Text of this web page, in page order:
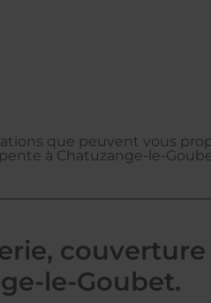
que peuvent vous
à Chatuzange-le-
le-Goubet.